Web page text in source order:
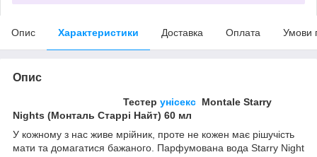
Опис Характеристики Доставка Оплата Умови
Опис
Тестер унісекс Montale Starry
Nights (Монталь Старрі Найт) 60 мл
У кожному з нас живе мрійник, проте не кожен має рішучість
мати та домагатися бажаного. Парфумована вода Starry Night